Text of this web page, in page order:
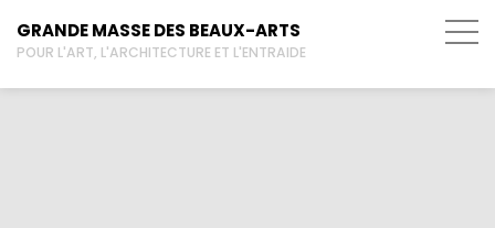
GRANDE MASSE DES BEAUX-ARTS
POUR L'ART, L'ARCHITECTURE ET L'ENTRAIDE